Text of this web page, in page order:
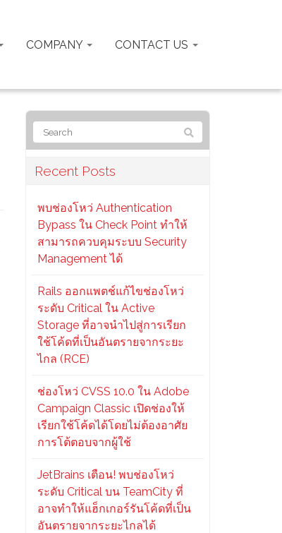
COMPANY CONTACT US
Recent Posts
พบช่องโหว่ Authentication
Bypass ใน Check Point ทำให้
สามารถควบคุมระบบ Security
Management ได้
Rails ออกแพตช์แก้ไขช่องโหว่
ระดับ Critical ใน Active
Storage ที่อาจนำไปสู่การเรียก
ใช้โค้ดที่เป็นอันตรายจากระยะ
ไกล (RCE)
ช่องโหว่ CVSS 10.0 ใน Adobe
Campaign Classic เปิดช่องให้
เรียกใช้โค้ดได้โดยไม่ต้องอาศัย
การโต้ตอบจากผู้ใช้
JetBrains เตือน! พบช่องโหว่
ระดับ Critical บน TeamCity ที่
อาจทำให้แฮ็กเกอร์รันโค้ดที่เป็น
อันตรายจากระยะไกลได้